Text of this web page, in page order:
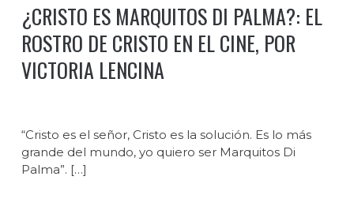
¿CRISTO ES MARQUITOS DI PALMA?: EL
ROSTRO DE CRISTO EN EL CINE, POR
VICTORIA LENCINA
“Cristo es el señor, Cristo es la solución. Es lo más
grande del mundo, yo quiero ser Marquitos Di
Palma”. […]